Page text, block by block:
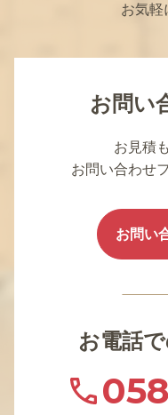
お気軽
お問い
お見積
お問い合わせ
お問い
お電話